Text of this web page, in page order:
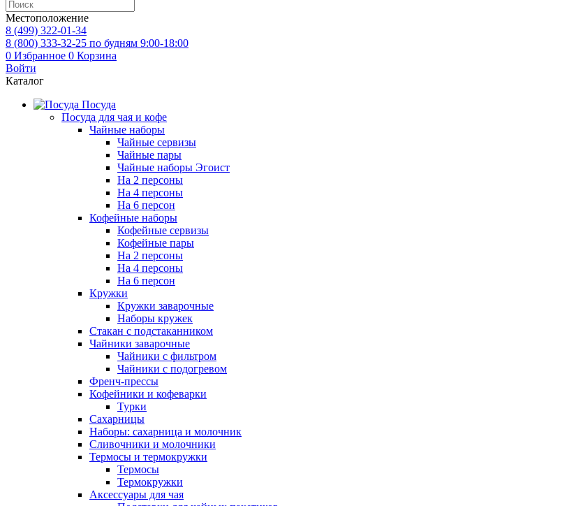
Местоположение
8 (499) 322-01-34
8 (800) 333-32-25 по будням 9:00-18:00
0 Избранное 0 Корзина
Войти
Каталог
Посуда
Посуда для чая и кофе
Чайные наборы
Чайные сервизы
Чайные пары
Чайные наборы Эгоист
На 2 персоны
На 4 персоны
На 6 персон
Кофейные наборы
Кофейные сервизы
Кофейные пары
На 2 персоны
На 4 персоны
На 6 персон
Кружки
Кружки заварочные
Наборы кружек
Стакан с подстаканником
Чайники заварочные
Чайники с фильтром
Чайники с подогревом
Френч-прессы
Кофейники и кофеварки
Турки
Сахарницы
Наборы: сахарница и молочник
Сливочники и молочники
Термосы и термокружки
Термосы
Термокружки
Аксессуары для чая